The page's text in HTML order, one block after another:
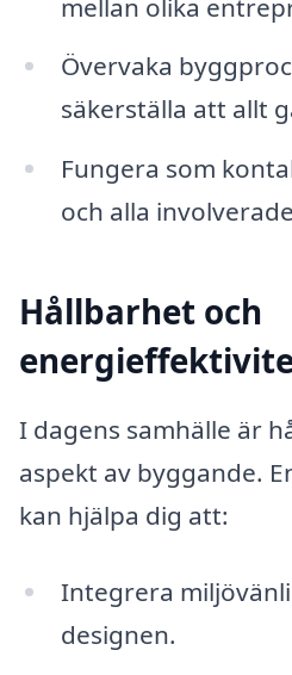
Övervaka
säkerställa att allt
Fungera som
och alla
Hållbarhet och
I dagens samhälle är
aspekt av byggande.
kan hjälpa dig att:
Integrera
designen.